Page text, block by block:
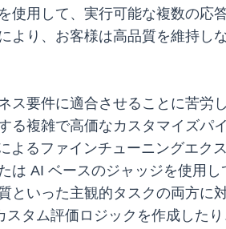
使用して、実行可能な複数の応
より、お客様は高品質を維持
ス要件に適合させることに苦労
る複雑で高価なカスタマイズ
よるファインチューニングエク
は AI ベースのジャッジを使用
といった主観的タスクの両方
タム評価ロジックを作成した